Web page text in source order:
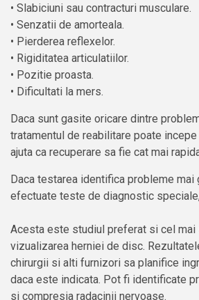
• Slabiciuni sau contracturi musculare.
• Senzatii de amorteala.
• Pierderea reflexelor.
• Rigiditatea articulatiilor.
• Pozitie proasta.
• Dificultati la mers.
Daca sunt gasite oricare dintre
tratamentul de reabilitare poate
ajuta ca recuperare sa fie cat mai
Daca testarea identifica probleme mai
efectuate teste de diagnostic
Acesta este studiul preferat si cel mai
vizualizarea herniei de disc.
chirurgii si alti furnizori sa planifice
daca este indicata. Pot fi identificate
si compresia radacinii nervoase.